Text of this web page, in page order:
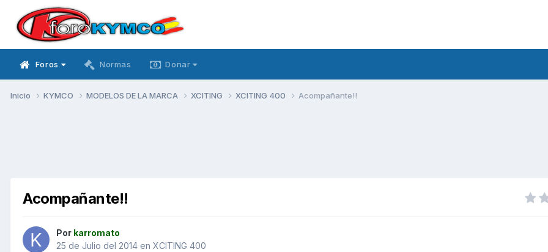
Foros Normas Donar
Inicio KYMCO MODELOS DE LA MARCA XCITING XCITING 400 Acompañante!!
Acompañante!!
Por karromato
25 de Julio del 2014 en XCITING 400